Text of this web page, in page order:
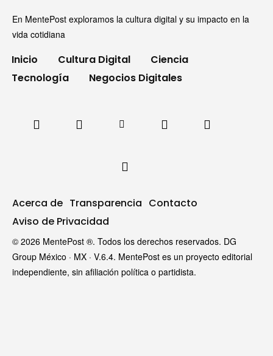
En MentePost exploramos la cultura digital y su impacto en la
vida cotidiana
Inicio Cultura Digital
Ciencia
Tecnología
Negocios Digitales
Acerca de Transparencia Contacto
Aviso de Privacidad
© 2026 MentePost ®. Todos los derechos reservados. DG
Group México · MX · V.6.4. MentePost es un proyecto editorial
independiente, sin afiliación política o partidista.